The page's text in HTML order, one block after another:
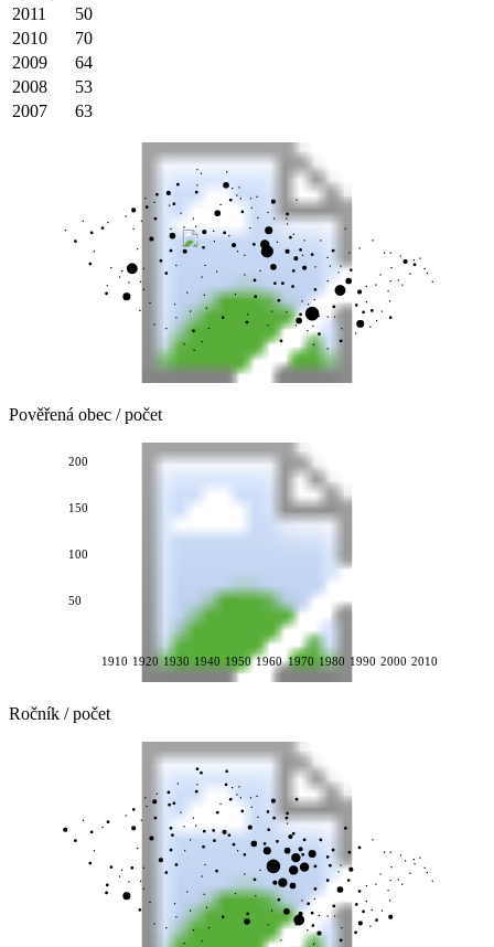
2011
50
2010
70
2009
64
2008
53
2007
63
Pověřená obec / počet
1910 1920 1930 1940 1950 1960 1970 1980 1990 2000 2010
50
100
150
200
Ročník / počet